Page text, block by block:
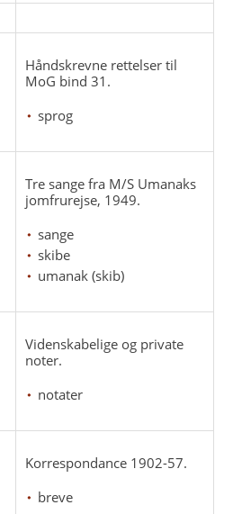
Håndskrevne rettelser til
MoG bind 31.
sprog
Tre sange fra M/S Umanaks
jomfrurejse, 1949.
sange
skibe
umanak (skib)
Videnskabelige og private
noter.
notater
Korrespondance 1902-57.
breve